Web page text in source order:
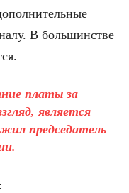
В большинстве
платы за
является
председатель